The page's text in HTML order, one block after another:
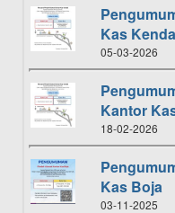
Kas
05-03-2026
Kantor
18-02-2026
Kas Boja
03-11-2025